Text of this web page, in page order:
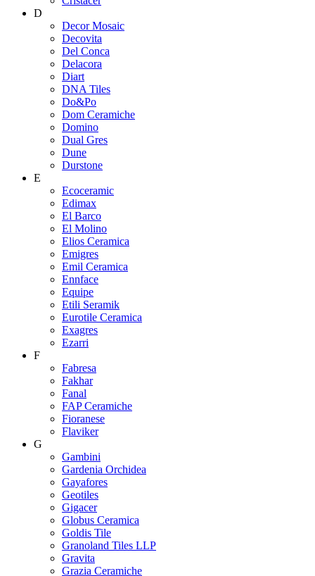
D
Decor Mosaic
Decovita
Del Conca
Delacora
Diart
DNA Tiles
Do&Po
Dom Ceramiche
Domino
Dual Gres
Dune
Durstone
E
Ecoceramic
Edimax
El Barco
El Molino
Elios Ceramica
Emigres
Emil Ceramica
Ennface
Equipe
Etili Seramik
Eurotile Ceramica
Exagres
Ezarri
F
Fabresa
Fakhar
Fanal
FAP Ceramiche
Fioranese
Flaviker
G
Gambini
Gardenia Orchidea
Gayafores
Geotiles
Gigacer
Globus Ceramica
Goldis Tile
Granoland Tiles LLP
Gravita
Grazia Ceramiche